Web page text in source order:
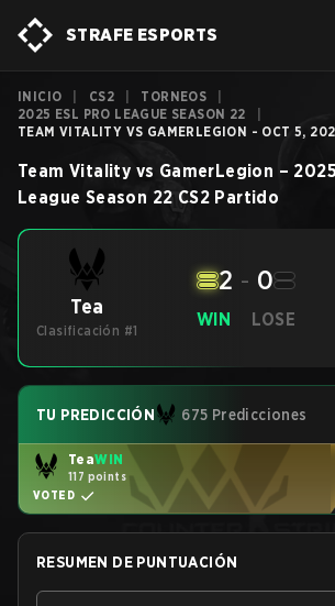
STRAFE ESPORTS
INICIO CS2 TORNEOS
2025 ESL PRO LEAGUE SEASON 22
TEAM VITALITY VS GAMERLEGION - OCT 5,
Team Vitality vs GamerLegion –
League Season 22 CS2 Partido
Tea
Clasificación #1
WIN
2 - 0
LOSE
TU PREDICCIÓN 675 Predicciones
TeaWIN
117 points
VOTED
RESUMEN DE PUNTUACIÓN